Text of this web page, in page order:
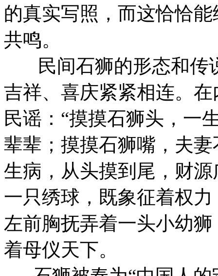
的真实写照，而这恰恰
共鸣。
民间石狮的形态和传
吉祥、喜庆紧紧相连。
民谣：“摸摸石狮头，一
辈辈；摸摸石狮嘴，夫
生病，从头摸到尾，财
一只绣球，既象征着权
左前胸抚弄着一头小幼
着母仪天下。